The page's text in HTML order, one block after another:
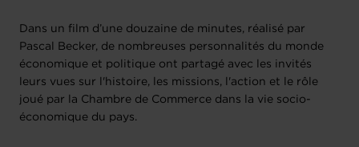
Dans un film d’une douzaine de minutes, réalisé par
Pascal Becker, de nombreuses personnalités du monde
économique et politique ont partagé avec les invités
leurs vues sur l'histoire, les missions, l'action et le rôle
joué par la Chambre de Commerce dans la vie socio-
économique du pays.